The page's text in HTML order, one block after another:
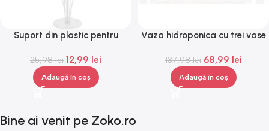
Suport din plastic pentru
25,98lei 12,99 lei
Adaugă în coș
Vaza hidroponica cu trei vase
137,98lei 68,99 lei
Adaugă în coș
Bine ai venit pe Zoko.ro